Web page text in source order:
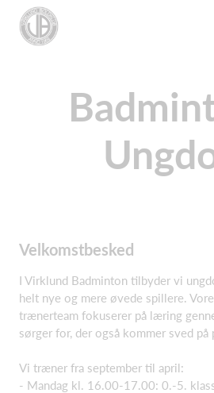
Velkomstbesked
I Virklund Badminton tilbyder vi
helt nye og mere øvede spillere.
trænerteam fokuserer på læring
sørger for, der også kommer sved på
Vi træner fra september til april:
- Mandag kl. 16.00-17.00: 0.-5.